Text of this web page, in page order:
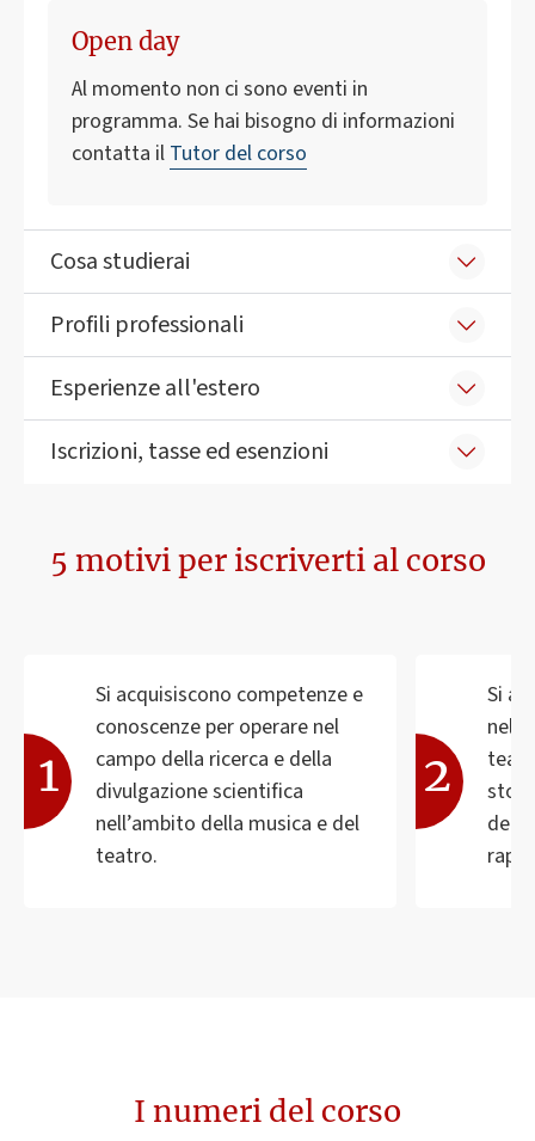
Open day
Al momento non ci sono eventi in
programma. Se hai bisogno di informazioni
contatta il Tutor del corso
Cosa studierai
Profili professionali
Esperienze all'estero
Iscrizioni, tasse ed esenzioni
5 motivi per iscriverti al corso
Si acquisiscono competenze e
conoscenze per operare nel
campo della ricerca e della
divulgazione scientifica
nell’ambito della musica e del
teatro.
Si
I numeri del corso